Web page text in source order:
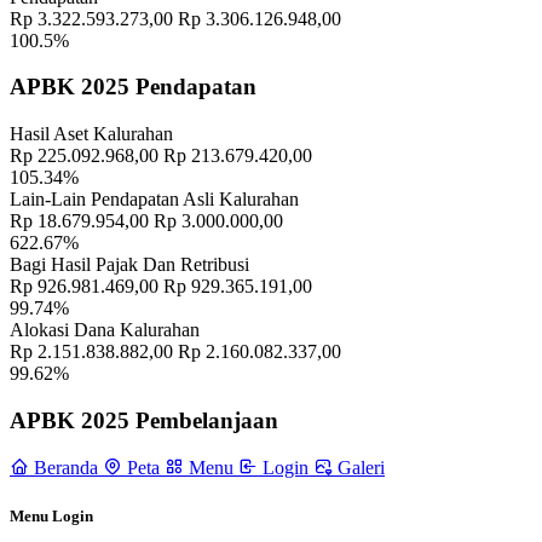
Kalurahan Wukirsari 02 April 2024
Sampai Saat Ini 21 November 2022
Profil Lurah 17 November 2021
24 Padukuhan Kalurahan Wukirsari Mendapat Penghargaan Dari
BKAD Kabupaten Sleman 11 November 2021
Pemerintah Kalurahan Wukirsari Menggelar Rapat Koordinasi
Kader KB, Posyandu, dan Balita Bulan Mei 2025
Lurah Wukirsari Hadiri Serangkaian Acara Tutup Tahun Pendidikan
Anak dan Sekolah Dasar
Kunjungan Pemerintah Desa Kalirejo, Bojonegoro di Balai
Kelompok Tani di Moro Lejar Balangan 27 Mei 2024
Dinas Pendidikan Kabupaten Sleman Menggelar Bimtek Keahlian
Rp 3.322.593.273,00 Rp 3.306.126.948,00
100.5%
APBK 2025 Pendapatan
Hasil Aset Kalurahan
Rp 225.092.968,00 Rp 213.679.420,00
105.34%
Lain-Lain Pendapatan Asli Kalurahan
Rp 18.679.954,00 Rp 3.000.000,00
622.67%
Bagi Hasil Pajak Dan Retribusi
Rp 926.981.469,00 Rp 929.365.191,00
99.74%
Alokasi Dana Kalurahan
Rp 2.151.838.882,00 Rp 2.160.082.337,00
99.62%
APBK 2025 Pembelanjaan
Beranda Peta Menu Login Galeri
Menu Login